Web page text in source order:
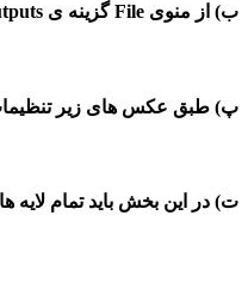
ب) از منوی File گزینه ی Fabrication Outputs و سپس Gerber Files را انتخاب می کنیم.
پ) طبق عکس های زیر
ت) در این بخش باید تمام لایه